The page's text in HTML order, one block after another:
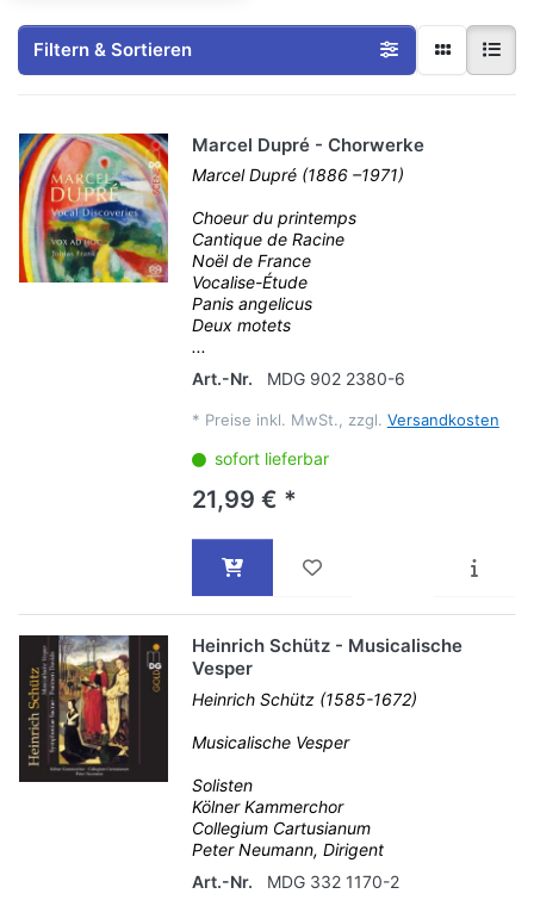
Filtern & Sortieren
Marcel Dupré - Chorwerke
Marcel Dupré (1886 –1971)
Choeur du printemps
Cantique de Racine
Noël de France
Vocalise-Étude
Panis angelicus
Deux motets
...
Art.-Nr.
MDG 902 2380-6
* Preise inkl. MwSt., zzgl. Versandkosten
sofort lieferbar
21,99 € *
Heinrich Schütz - Musicalische
Vesper
Heinrich Schütz (1585-1672)
Musicalische Vesper
Solisten
Kölner Kammerchor
Collegium Cartusianum
Peter Neumann, Dirigent
Art.-Nr.
MDG 332 1170-2